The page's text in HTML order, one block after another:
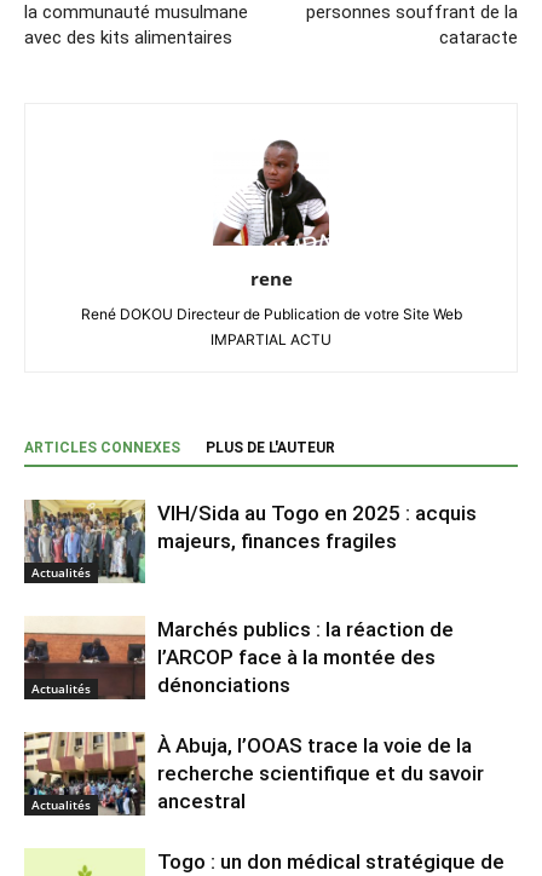
la communauté musulmane
avec des kits alimentaires
personnes souffrant de la
cataracte
rene
René DOKOU Directeur de Publication de votre Site Web
IMPARTIAL ACTU
ARTICLES CONNEXES PLUS DE L'AUTEUR
Actualités
VIH/Sida au Togo en 2025 : acquis
majeurs, finances fragiles
Actualités
Marchés publics : la réaction de
l’ARCOP face à la montée des
dénonciations
Actualités
À Abuja, l’OOAS trace la voie de la
recherche scientifique et du savoir
ancestral
Togo : un don médical stratégique de